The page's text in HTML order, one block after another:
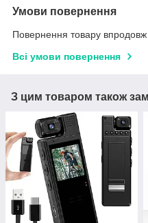
Умови повернення
Повернення товару впродовж
Всі умови повернення
З цим товаром також